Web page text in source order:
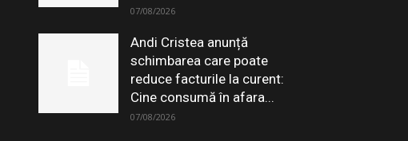
07/08/2026
Andi Cristea anunță
schimbarea care poate
reduce facturile la curent:
Cine consumă în afara...
07/08/2026